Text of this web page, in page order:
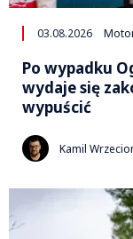
03.08.2026
Po wypadku
wydaje się
wypuścić
Kamil